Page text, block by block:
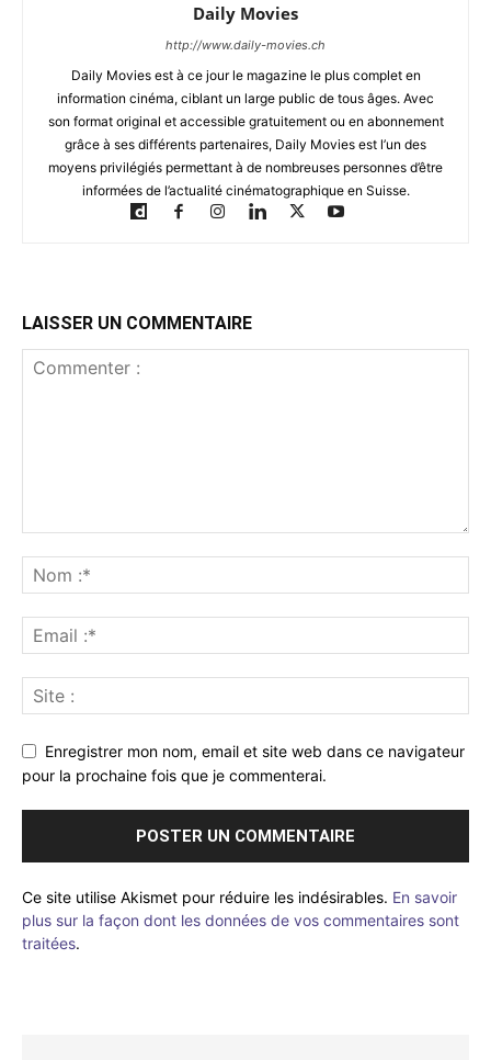
Daily Movies
http://www.daily-movies.ch
Daily Movies est à ce jour le magazine le plus complet en
information cinéma, ciblant un large public de tous âges. Avec
son format original et accessible gratuitement ou en abonnement
grâce à ses différents partenaires, Daily Movies est l’un des
moyens privilégiés permettant à de nombreuses personnes d’être
informées de l’actualité cinématographique en Suisse.
LAISSER UN COMMENTAIRE
Enregistrer mon nom, email et site web dans ce navigateur
pour la prochaine fois que je commenterai.
Ce site utilise Akismet pour réduire les indésirables. En savoir
plus sur la façon dont les données de vos commentaires sont
traitées.